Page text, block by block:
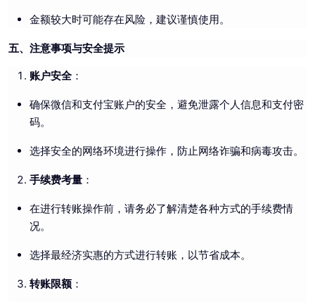
金额较大时可能存在风险，建议谨慎使用。
五、注意事项与安全提示
账户安全：
确保微信和支付宝账户的安全，避免泄露个人信息和支付密
码。
选择安全的网络环境进行操作，防止网络诈骗和病毒攻击。
手续费考量 ：
在进行转账操作前，请务必了解清楚各种方式的手续费情
况。
选择最经济实惠的方式进行转账，以节省成本。
转账限额 ：